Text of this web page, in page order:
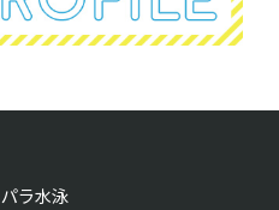
パラ水泳